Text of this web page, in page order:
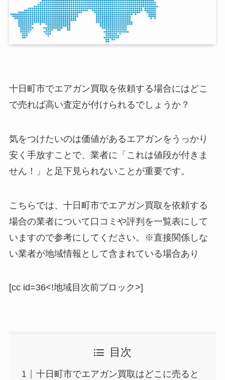
十日町市でエアガン買取を依頼する場合にはどこ
で売れば高い査定が付けられるでしょうか？
気をつけたいのは価値があるエアガンをうっかり
安く手放すことで、業者に「これは値段が付きま
せん！」と足下見られないことが重要です。
こちらでは、十日町市でエアガン買取を依頼する
場合の業者について口コミや評判を一覧表にして
いますので参考にしてください。※直接関係しな
い業者が地域情報として含まれている場合あり
[cc id=36<!地域目次前ブロック>]
目次
十日町市でエアガン買取はどこに売ると